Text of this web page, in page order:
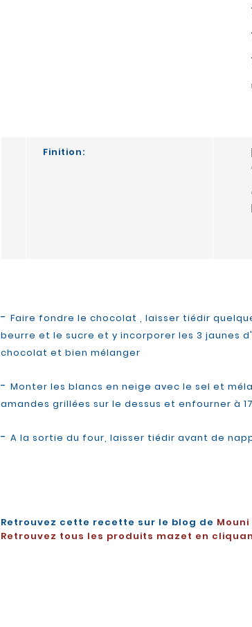
Finition:
- Faire fondre le chocolat , laisser tiédir
beurre et le sucre et y incorporer les 3 jaunes
chocolat et bien mélanger
- Monter les blancs en neige avec le sel et
amandes grillées sur le dessus et enfourner à
- A la sortie du four, laisser tiédir avant de
Retrouvez cette recette sur le blog de Mouni
Retrouvez tous les produits mazet en